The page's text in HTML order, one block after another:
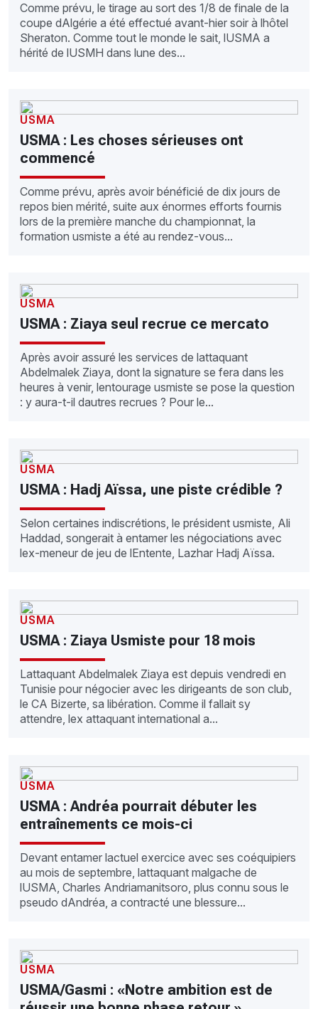
Comme prévu, le tirage au sort des 1/8 de finale de la
coupe dAlgérie a été effectué avant-hier soir à lhôtel
Sheraton. Comme tout le monde le sait, lUSMA a
hérité de lUSMH dans lune des...
USMA
USMA : Les choses sérieuses ont
commencé
Comme prévu, après avoir bénéficié de dix jours de
repos bien mérité, suite aux énormes efforts fournis
lors de la première manche du championnat, la
formation usmiste a été au rendez-vous...
USMA
USMA : Ziaya seul recrue ce mercato
Après avoir assuré les services de lattaquant
Abdelmalek Ziaya, dont la signature se fera dans les
heures à venir, lentourage usmiste se pose la question
: y aura-t-il dautres recrues ? Pour le...
USMA
USMA : Hadj Aïssa, une piste crédible ?
Selon certaines indiscrétions, le président usmiste, Ali
Haddad, songerait à entamer les négociations avec
lex-meneur de jeu de lEntente, Lazhar Hadj Aïssa.
USMA
USMA : Ziaya Usmiste pour 18 mois
Lattaquant Abdelmalek Ziaya est depuis vendredi en
Tunisie pour négocier avec les dirigeants de son club,
le CA Bizerte, sa libération. Comme il fallait sy
attendre, lex attaquant international a...
USMA
USMA : Andréa pourrait débuter les
entraînements ce mois-ci
Devant entamer lactuel exercice avec ses coéquipiers
au mois de septembre, lattaquant malgache de
lUSMA, Charles Andriamanitsoro, plus connu sous le
pseudo dAndréa, a contracté une blessure...
USMA
USMA/Gasmi : «Notre ambition est de